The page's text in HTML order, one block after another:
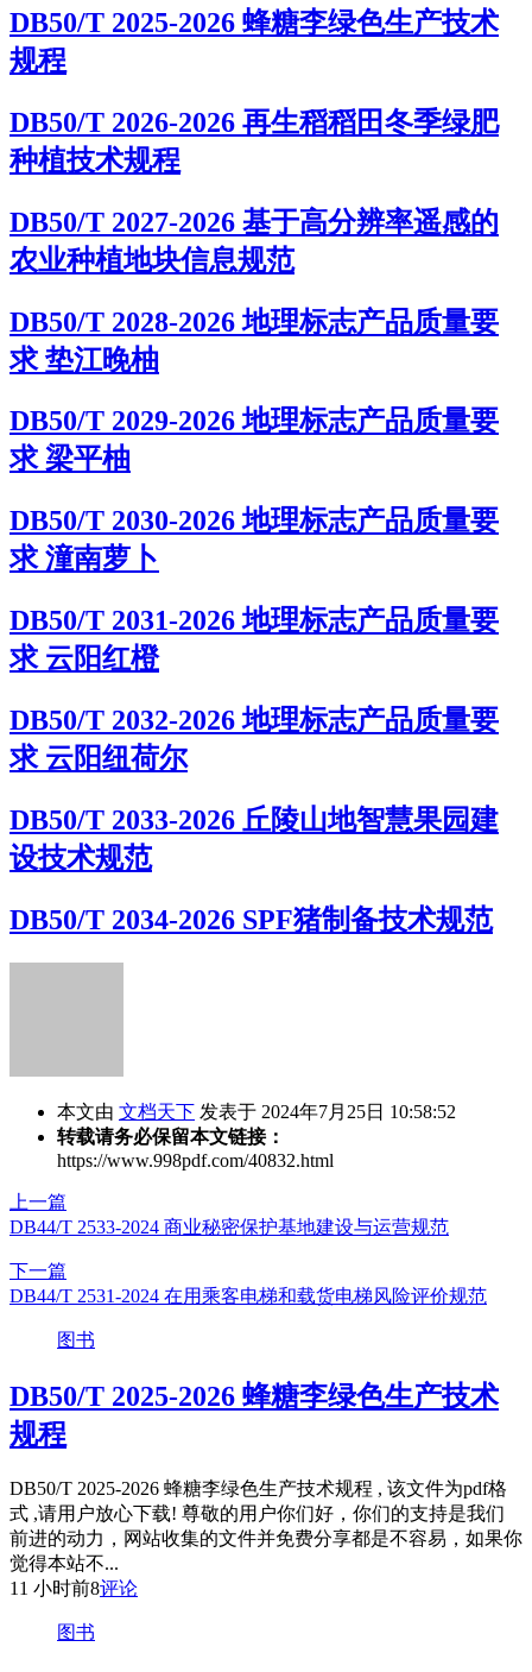
DB50/T 2025-2026 蜂糖李绿色生产技术
规程
DB50/T 2026-2026 再生稻稻田冬季绿肥
种植技术规程
DB50/T 2027-2026 基于高分辨率遥感的
农业种植地块信息规范
DB50/T 2028-2026 地理标志产品质量要
求 垫江晚柚
DB50/T 2029-2026 地理标志产品质量要
求 梁平柚
DB50/T 2030-2026 地理标志产品质量要
求 潼南萝卜
DB50/T 2031-2026 地理标志产品质量要
求 云阳红橙
DB50/T 2032-2026 地理标志产品质量要
求 云阳纽荷尔
DB50/T 2033-2026 丘陵山地智慧果园建
设技术规范
DB50/T 2034-2026 SPF猪制备技术规范
本文由 文档天下 发表于 2024年7月25日 10:58:52
转载请务必保留本文链接：
https://www.998pdf.com/40832.html
上一篇
DB44/T 2533-2024 商业秘密保护基地建设与运营规范
下一篇
DB44/T 2531-2024 在用乘客电梯和载货电梯风险评价规范
图书
DB50/T 2025-2026 蜂糖李绿色生产技术
规程
DB50/T 2025-2026 蜂糖李绿色生产技术规程 , 该文件为pdf格
式 ,请用户放心下载! 尊敬的用户你们好，你们的支持是我们
前进的动力，网站收集的文件并免费分享都是不容易，如果你
觉得本站不...
11 小时前8评论
图书